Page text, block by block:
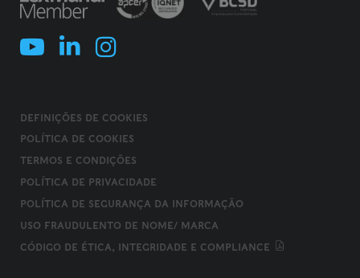
DEFINIÇÕES DE COOKIES
POLÍTICA DE COOKIES
TERMOS E CONDIÇÕES
POLÍTICA DE PRIVACIDADE
POLÍTICA DE SEGURANÇA DA INFORMAÇÃO
USO FRAUDULENTO DE NOME/ MARCA
CÓDIGO DE ÉTICA, INTEGRIDADE E COMPLIANCE